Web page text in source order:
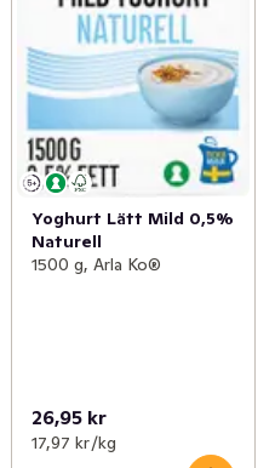
Yoghurt Lätt Mild 0,5%
Naturell
1500 g, Arla Ko®
26,95 kr
17,97 kr /kg